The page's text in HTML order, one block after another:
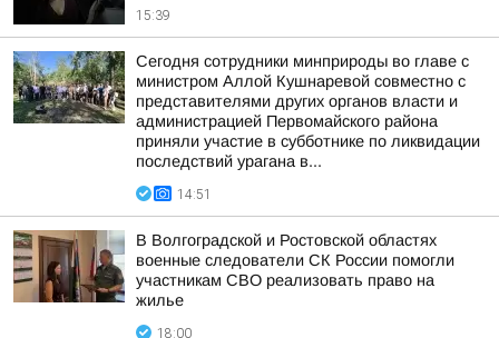
15:39
Сегодня сотрудники минприроды во главе с
министром Аллой Кушнаревой совместно с
представителями других органов власти и
администрацией Первомайского района
приняли участие в субботнике по ликвидации
последствий урагана в...
14:51
В Волгоградской и Ростовской областях
военные следователи СК России помогли
участникам СВО реализовать право на
жилье
18:00